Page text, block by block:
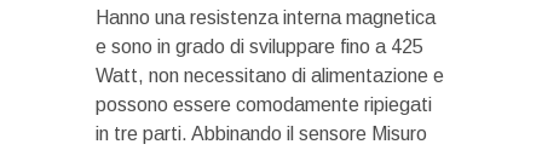
Hanno una resistenza interna magnetica
e sono in grado di sviluppare fino a 425
Watt, non necessitano di alimentazione e
possono essere comodamente ripiegati
in tre parti. Abbinando il sensore Misuro